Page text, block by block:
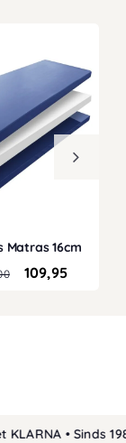
Matras 16cm
109,95
• Sinds